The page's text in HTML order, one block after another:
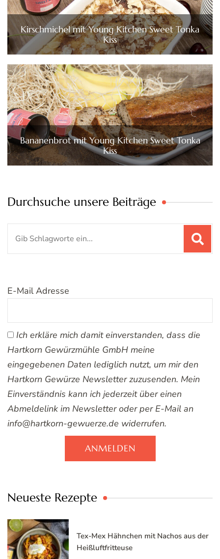
Kirschmichel mit Young Kitchen Sweet Tonka
Kiss
Bananenbrot mit Young Kitchen Sweet Tonka
Kiss
Durchsuche unsere Beiträge
E-Mail Adresse
Ich erkläre mich damit einverstanden, dass die
Hartkorn Gewürzmühle GmbH meine
eingegebenen Daten lediglich nutzt, um mir den
Hartkorn Gewürze Newsletter zuzusenden. Mein
Einverständnis kann ich jederzeit über einen
Abmeldelink im Newsletter oder per E-Mail an
info@hartkorn-gewuerze.de widerrufen.
ANMELDEN
Neueste Rezepte
Tex-Mex Hähnchen mit Nachos aus der
Heißluftfritteuse